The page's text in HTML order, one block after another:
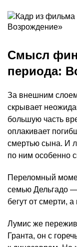
Смысл
периода:
За внешним
скрывает
большую часть
оплакивает
смертью сына. И
по ним особенно
Переломный
семью Дельгадо
бегут от смерти,
Лумис же
Гранта, он с